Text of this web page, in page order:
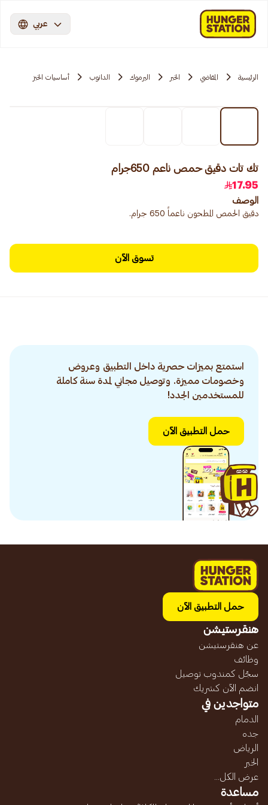
عربي
الرئيسية المقاضي الخبر اليرموك الدانوب أساسيات الخبز
تك تات دقيق حمص ناعم 650جرام
17.95
الوصف
دقيق الحمص المطحون ناعماً 650 جرام.
تسوق الآن
استمتع بميزات حصرية داخل التطبيق وعروض
وخصومات مميزة. وتوصيل مجاني لمدة سنة كاملة
للمستخدمين الجدد!
حمل التطبيق الآن
حمل التطبيق الآن
هنقرستيشن
عن هنقرستيشن
وظائف
سجّل كمندوب توصيل
انضم الآن كشريك
متواجدين في
الدمام
جده
الرياض
الخبر
عرض الكل...
مساعدة